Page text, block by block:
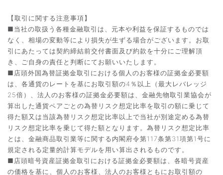
【取引に関する注意事項】
■当社の取扱う各種金融取引は、元本や利益を保証するものでは
なく、相場の変動等により損失が生ずる場合がございます。お取
引にあたっては契約締結前交付書面及び約款を十分にご理解頂
き、ご自身の責任と判断にてお願いいたします。
■店頭外国為替証拠金取引における個人のお客様の証拠金必要額
は、各通貨のレートを基にお取引額の4％以上（最大レバレッジ
25倍）、法人のお客様の証拠金必要額は、金融先物取引業協会が
算出した通貨ペアごとの為替リスク想定比率を取引の額に乗じて
得た額又は当該為替リスク想定比率以上で当社が別途定める為替
リスク想定比率を乗じて得た額となります。為替リスク想定比率
とは、金融商品取引業等に関する内閣府令第117条第31項第1号に
規定される定量的計算モデルを用い算出されるものです。
■店頭暗号資産証拠金取引における証拠金必要額は、各暗号資産
の価格を基に、個人のお客様、法人のお客様ともにお取引額の